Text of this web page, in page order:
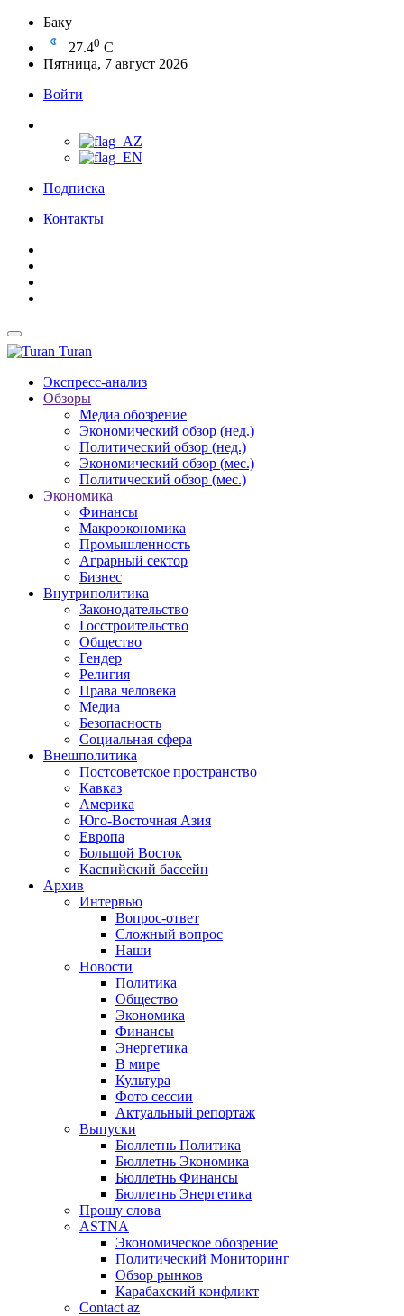
Баку
27.40 C
Пятница, 7 август 2026
Войти
Подписка
Контакты
Turan
Экспресс-анализ
Обзоры
Медиа обозрение
Экономический обзор (нед.)
Политический обзор (нед.)
Экономический обзор (мес.)
Политический обзор (мес.)
Экономика
Финансы
Макроэкономика
Промышленность
Аграрный сектор
Бизнес
Внутриполитика
Законодательство
Госстроительство
Общество
Гендер
Религия
Права человека
Медиа
Безопасность
Социальная сфера
Внешполитика
Постсоветское пространство
Кавказ
Америка
Юго-Восточная Азия
Европа
Большой Восток
Каспийский бассейн
Архив
Интервью
Вопрос-ответ
Сложный вопрос
Наши
Новости
Политика
Общество
Экономика
Финансы
Энергетика
В мире
Культура
Фото сессии
Актуальный репортаж
Выпуски
Бюллетнь Политика
Бюллетнь Экономика
Бюллетнь Финансы
Бюллетнь Энергетика
Прошу слова
ASTNA
Экономическое обозрение
Политический Мониторинг
Обзор рынков
Карабахский конфликт
Contact az